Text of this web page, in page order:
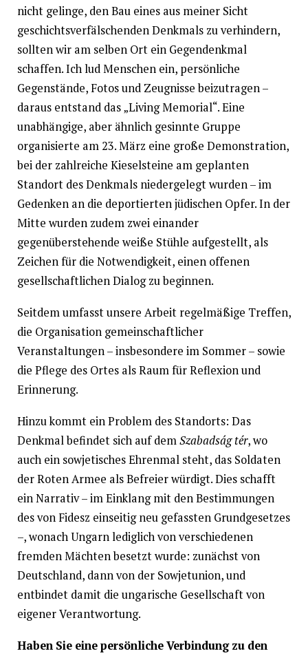
nicht gelinge, den Bau eines aus meiner Sicht
geschichtsverfälschenden Denkmals zu verhindern,
sollten wir am selben Ort ein Gegendenkmal
schaffen. Ich lud Menschen ein, persönliche
Gegenstände, Fotos und Zeugnisse beizutragen –
daraus entstand das „Living Memorial“. Eine
unabhängige, aber ähnlich gesinnte Gruppe
organisierte am 23. März eine große Demonstration,
bei der zahlreiche Kieselsteine am geplanten
Standort des Denkmals niedergelegt wurden – im
Gedenken an die deportierten jüdischen Opfer. In der
Mitte wurden zudem zwei einander
gegenüberstehende weiße Stühle aufgestellt, als
Zeichen für die Notwendigkeit, einen offenen
gesellschaftlichen Dialog zu beginnen.
Seitdem umfasst unsere Arbeit regelmäßige Treffen,
die Organisation gemeinschaftlicher
Veranstaltungen – insbesondere im Sommer – sowie
die Pflege des Ortes als Raum für Reflexion und
Erinnerung.
Hinzu kommt ein Problem des Standorts: Das
Denkmal befindet sich auf demSzabadság tér, wo
auch ein sowjetisches Ehrenmal steht, das Soldaten
der Roten Armee als Befreier würdigt. Dies schafft
ein Narrativ – im Einklang mit den Bestimmungen
des von Fidesz einseitig neu gefassten Grundgesetzes
–, wonach Ungarn lediglich von verschiedenen
fremden Mächten besetzt wurde: zunächst von
Deutschland, dann von der Sowjetunion, und
entbindet damit die ungarische Gesellschaft von
eigener Verantwortung.
Haben Sie eine persönliche Verbindung zu den